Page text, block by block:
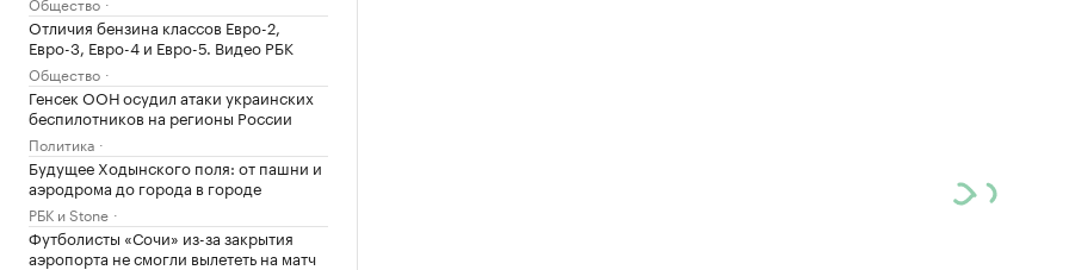
Отличия бензина классов Евро-2,
Евро-3, Евро-4 и Евро-5. Видео РБК
Общество
Генсек ООН осудил атаки украинских
беспилотников на регионы России
Политика
Будущее Ходынского поля: от пашни и
аэродрома до города в городе
РБК и Stone
Футболисты «Сочи» из-за закрытия
аэропорта не смогли вылететь на матч